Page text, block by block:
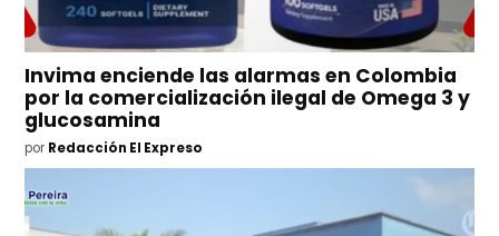
Invima enciende las alarmas en Colombia
por la comercialización ilegal de Omega 3 y
glucosamina
por Redacción El Expreso